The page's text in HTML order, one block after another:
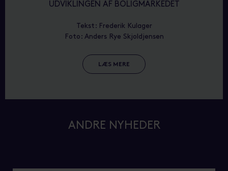
UDVIKLINGEN AF BOLIGMARKEDET
Tekst: Frederik Kulager
Foto: Anders Rye Skjoldjensen
LÆS MERE
ANDRE NYHEDER